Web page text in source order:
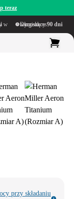
teraz
Długi okres namysłu wynoszący90 dni
przy składaniu